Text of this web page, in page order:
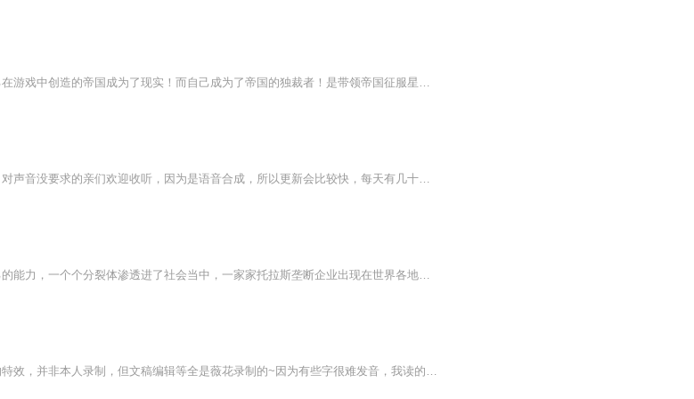
【内容简介】一觉醒来，发现自己在游戏中创造的帝国成为了现实！而自己成为了帝国的独裁者！是带领帝国征服星空？还是奴役其它种族？或是......降临地球？【作者/主播简介】作者：李氏子弟，网络小说作家。主播：金猊之声【购买须知】1、本作品为付费有声...
本书由语音合成，解放您的双眼，对声音没要求的亲们欢迎收听，因为是语音合成，所以更新会比较快，每天有几十张，一本书完本欢迎大家推荐新书。 -------------------------------------------------------------------------------------------------------------- 当整个欧洲都在梅塞斯密特机翼下战栗， 当海平面下的狼群已经撕开女王的喉咙， 当虎式坦克轰鸣着碾碎了莫斯科的城墙， 阿卡多站在众多记者面前，满脸微笑： “除了上帝，没人能阻止第三帝国的扩张。”
【内容简介】意外拥有了分裂自己的能力，一个个分裂体渗透进了社会当中，一家家托拉斯垄断企业出现在世界各地，一家近乎垄断了世界所有行业的巨型集团出现在了这颗蔚蓝的星球上。人们从遍布世界各地泰坦医疗旗下的医院出生、在泰坦教育的学校吃着泰坦农业...
注意，本节目的声音是喜马拉雅的特效，并非本人录制，但文稿编辑等全是薇花录制的~因为有些字很难发音，我读的磕磕巴巴，所以只能这样了，所以请勿网暴东汉末董卓废掉汉少帝，穿越成为刘辩的他不想重蹈历史覆辙。于是刘辩笼络了一批忠臣猛将逃反出了大汉，...